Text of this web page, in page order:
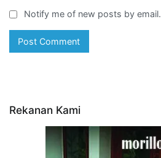
Notify me of new posts by email.
Rekanan Kami